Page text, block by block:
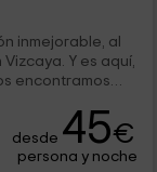
inmejorable, al
Y es aquí,
encontramos
tranquilidad de
desde 45€
persona y noche